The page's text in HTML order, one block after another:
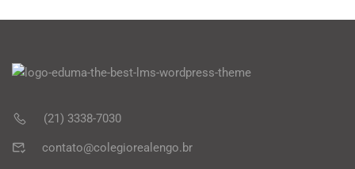
(21) 3338-7030
contato@colegiorealengo.br